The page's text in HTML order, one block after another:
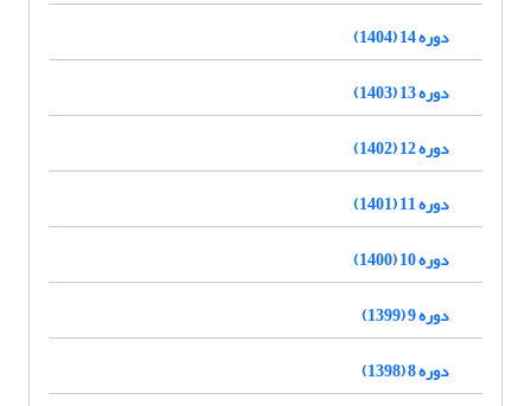
دوره 14 (1404)
دوره 13 (1403)
دوره 12 (1402)
دوره 11 (1401)
دوره 10 (1400)
دوره 9 (1399)
دوره 8 (1398)